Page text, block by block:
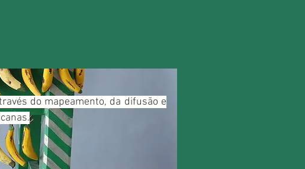
do mapeamento, da difusão e